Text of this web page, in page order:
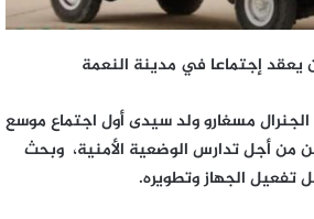
يعقد إجتماعا في مدينة النعمة
مسغارو ولد سيدى أول اجتماع موسع
من أجل تدارس الوضعية الأمنية، وبحث
تفعيل الجهاز وتطويره.